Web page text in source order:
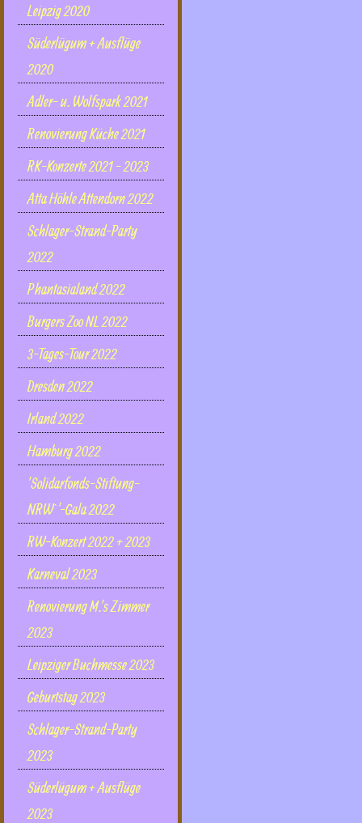
Leipzig 2020
Süderlügum + Ausflüge
2020
Adler- u. Wolfspark 2021
Renovierung Küche 2021
RK-Konzerte 2021 - 2023
Atta Höhle Attendorn 2022
Schlager-Strand-Party
2022
Phantasialand 2022
Burgers Zoo NL 2022
3-Tages-Tour 2022
Dresden 2022
Irland 2022
Hamburg 2022
'Solidarfonds-Stiftung-
NRW`'-Gala 2022
RW-Konzert 2022 + 2023
Karneval 2023
Renovierung M.'s Zimmer
2023
Leipziger Buchmesse 2023
Geburtstag 2023
Schlager-Strand-Party
2023
Süderlügum + Ausflüge
2023